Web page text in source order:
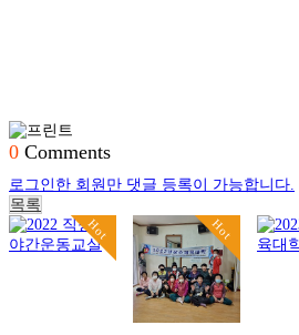
0 Comments
로그인한 회원만 댓글 등록이 가능합니다.
목록
Hot Hot